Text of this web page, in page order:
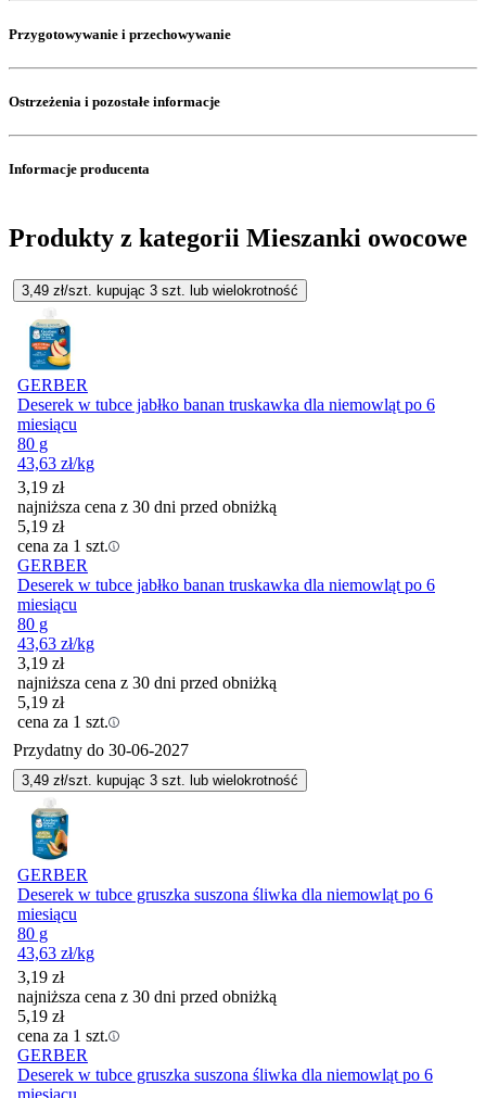
Przygotowywanie i przechowywanie
Ostrzeżenia i pozostałe informacje
Informacje producenta
Produkty z kategorii Mieszanki owocowe
3,49 zł/szt. kupując 3 szt. lub wielokrotność
GERBER
Deserek w tubce jabłko banan truskawka dla niemowląt po 6
miesiącu
80 g
43,63 zł/kg
3,19 zł
najniższa cena z 30 dni przed obniżką
5,19 zł
cena za 1 szt.
GERBER
Deserek w tubce jabłko banan truskawka dla niemowląt po 6
miesiącu
80 g
43,63 zł/kg
3,19 zł
najniższa cena z 30 dni przed obniżką
5,19 zł
cena za 1 szt.
Przydatny do 30-06-2027
3,49 zł/szt. kupując 3 szt. lub wielokrotność
GERBER
Deserek w tubce gruszka suszona śliwka dla niemowląt po 6
miesiącu
80 g
43,63 zł/kg
3,19 zł
najniższa cena z 30 dni przed obniżką
5,19 zł
cena za 1 szt.
GERBER
Deserek w tubce gruszka suszona śliwka dla niemowląt po 6